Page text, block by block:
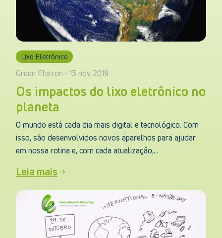
Lixo Eletrônico
Green Eletron • 13 nov 2019
Os impactos do lixo eletrônico no
planeta
O mundo está cada dia mais digital e tecnológico. Com
isso, são desenvolvidos novos aparelhos para ajudar
em nossa rotina e, com cada atualização,...
Leia mais